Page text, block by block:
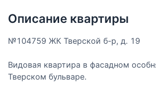
Описание квартиры
№104759 ЖК Тверской б-р, д. 19
Видовая квартира в фасадном
Тверском бульваре.